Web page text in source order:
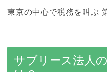
東京の中心で税務を叫ぶ
サブリース法人